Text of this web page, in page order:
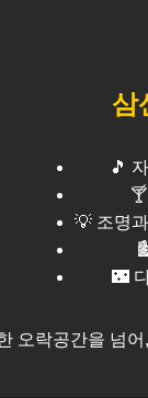
삼
🎵
💡 조명
🌃
오락공간을 넘